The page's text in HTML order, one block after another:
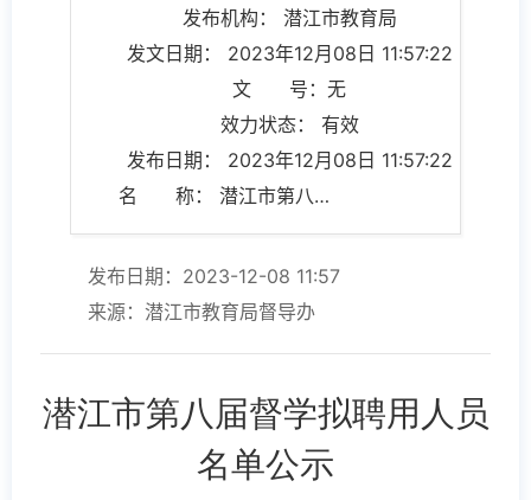
发布机构： 潜江市教育局
发文日期： 2023年12月08日 11:57:22
文 号：无
效力状态： 有效
发布日期： 2023年12月08日 11:57:22
名 称： 潜江市第八届督学拟聘用人员名单公示
发布日期：2023-12-08 11:57
来源：潜江市教育局督导办
潜江市第八届督学拟聘用人员
名单公示